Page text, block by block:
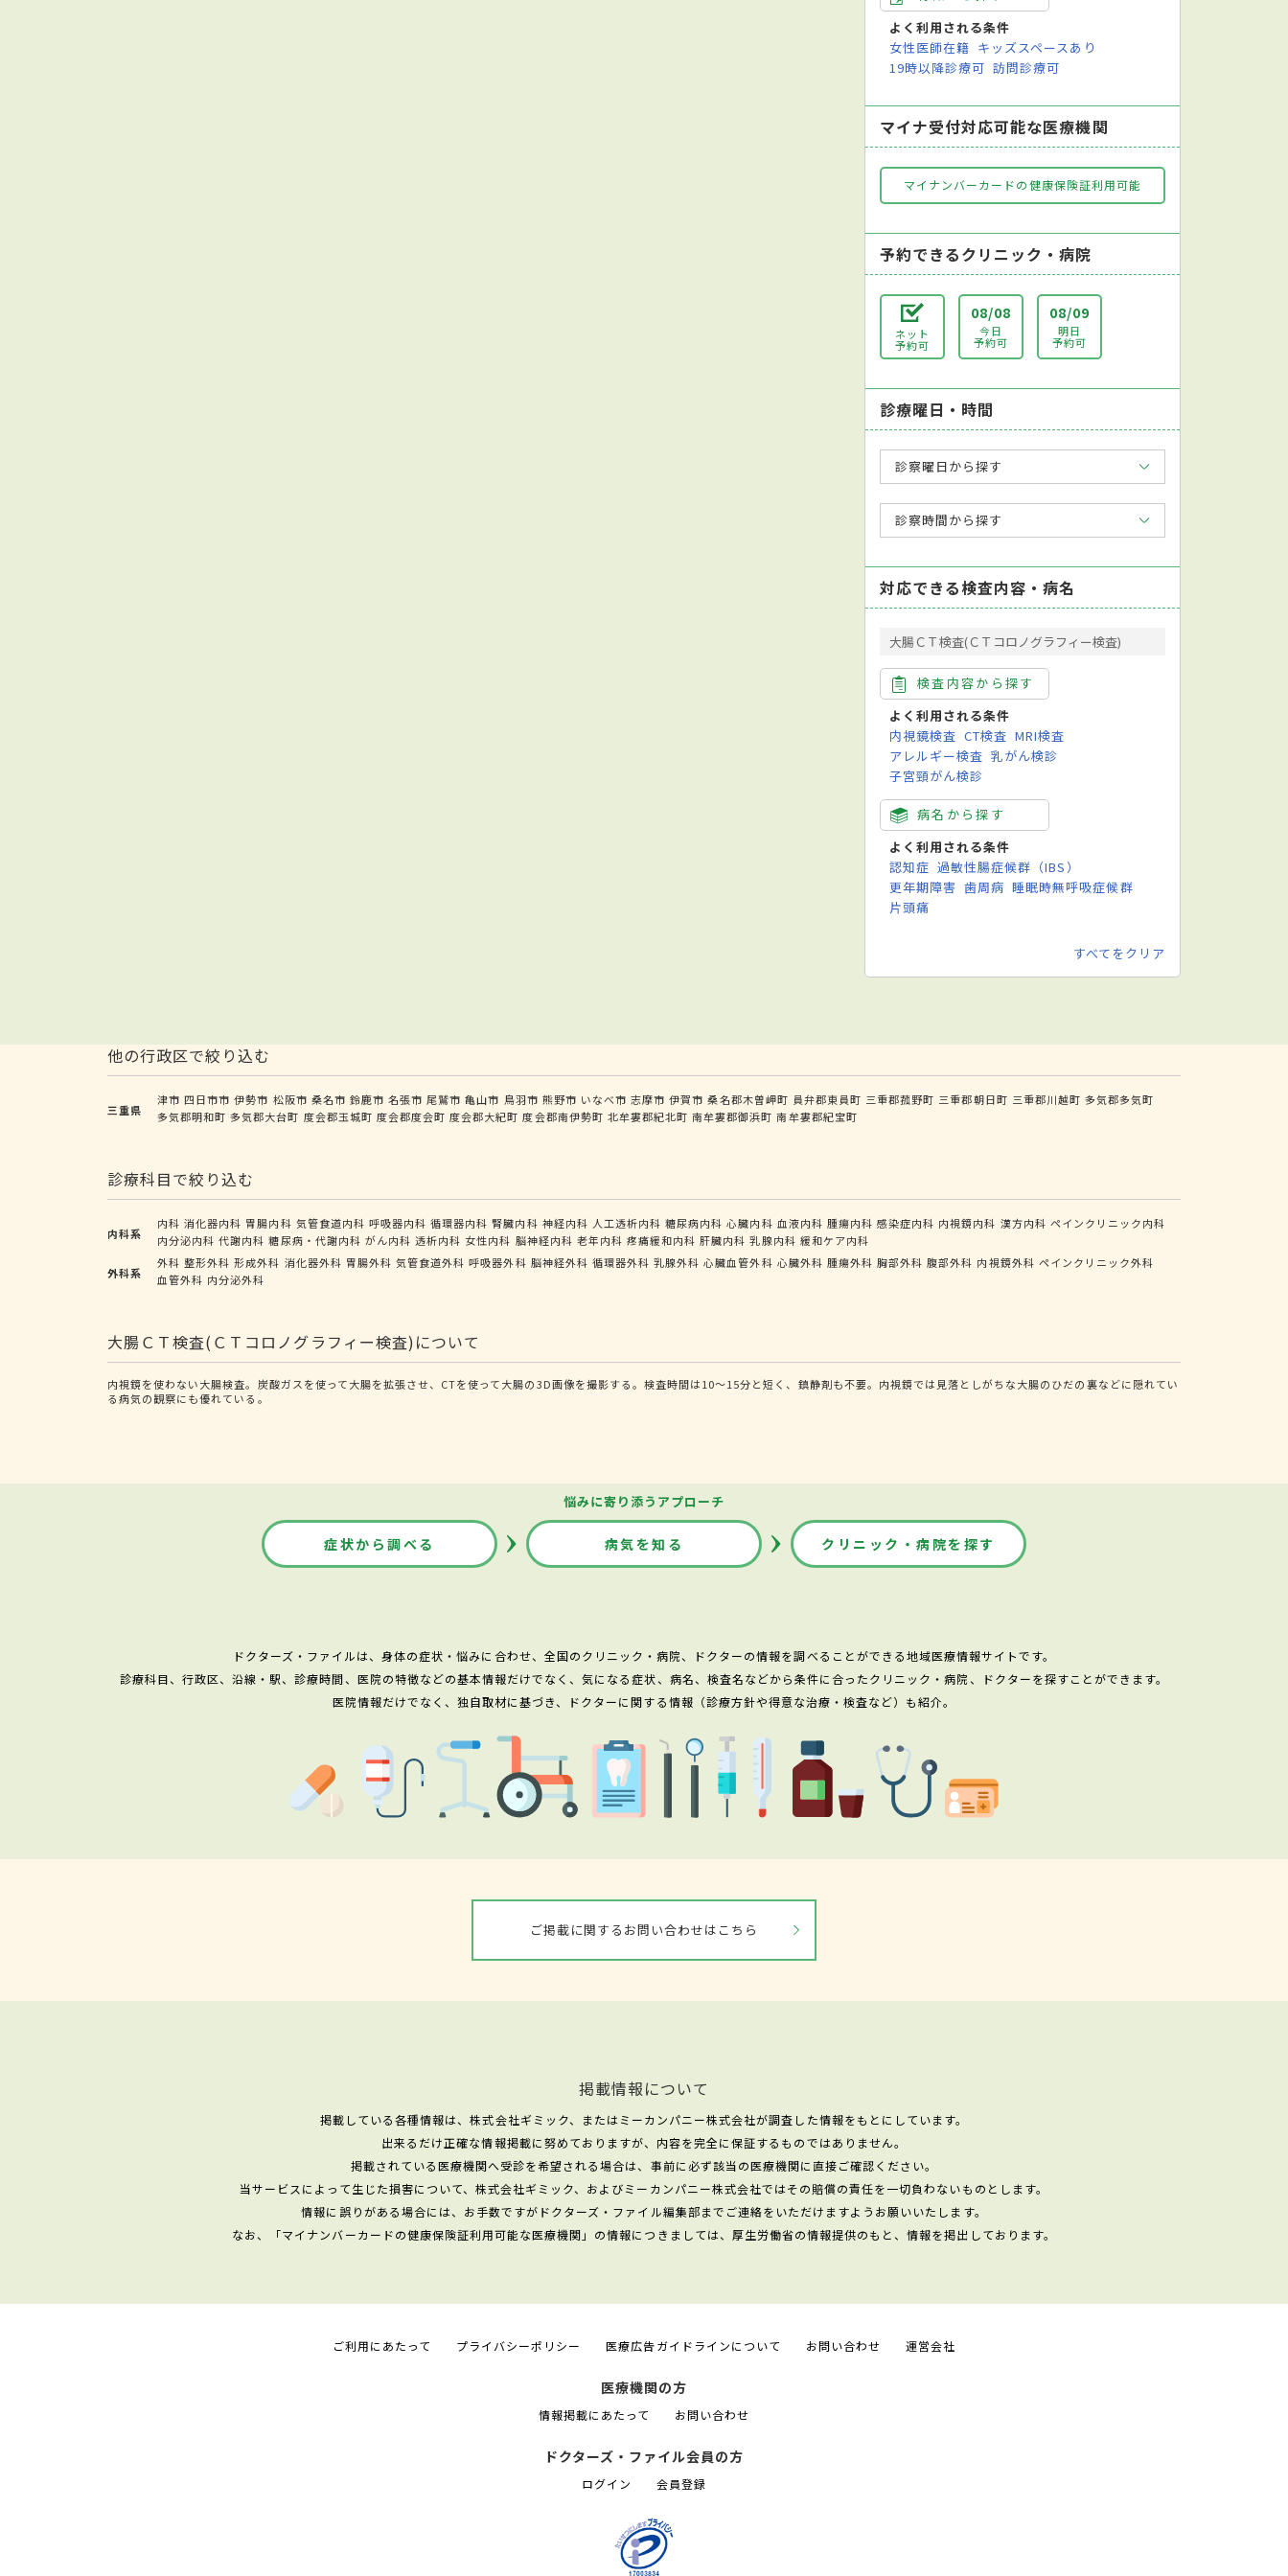
よく利用される条件
女性医師在籍 キッズスペースあり
19時以降診療可 訪問診療可
マイナ受付対応可能な医療機関
マイナンバーカードの健康保険証利用可能
予約できるクリニック・病院
ネット
予約可
08/08
今日
予約可
08/09
明日
予約可
診療曜日・時間
診察曜日から探す
診察時間から探す
対応できる検査内容・病名
大腸ＣＴ検査(ＣＴコロノグラフィー検査)
検査内容から探す
よく利用される条件
内視鏡検査 CT検査 MRI検査
アレルギー検査 乳がん検診
子宮頸がん検診
病名から探す
よく利用される条件
認知症 過敏性腸症候群（IBS）
更年期障害 歯周病 睡眠時無呼吸症候群
片頭痛
すべてをクリア
他の行政区で絞り込む
三重県
津市 四日市市 伊勢市 松阪市 桑名市 鈴鹿市 名張市 尾鷲市 亀山市 鳥羽市 熊野市 いなべ市 志摩市 伊賀市 桑名郡木曽岬町 員弁郡東員町 三重郡菰野町 三重郡朝日町 三重郡川越町 多気郡多気町
多気郡明和町 多気郡大台町 度会郡玉城町 度会郡度会町 度会郡大紀町 度会郡南伊勢町 北牟婁郡紀北町 南牟婁郡御浜町 南牟婁郡紀宝町
診療科目で絞り込む
内科系
内科 消化器内科 胃腸内科 気管食道内科 呼吸器内科 循環器内科 腎臓内科 神経内科 人工透析内科 糖尿病内科 心臓内科 血液内科 腫瘍内科 感染症内科 内視鏡内科 漢方内科 ペインクリニック内科
内分泌内科 代謝内科 糖尿病・代謝内科 がん内科 透析内科 女性内科 脳神経内科 老年内科 疼痛緩和内科 肝臓内科 乳腺内科 緩和ケア内科
外科系
外科 整形外科 形成外科 消化器外科 胃腸外科 気管食道外科 呼吸器外科 脳神経外科 循環器外科 乳腺外科 心臓血管外科 心臓外科 腫瘍外科 胸部外科 腹部外科 内視鏡外科 ペインクリニック外科
血管外科 内分泌外科
大腸ＣＴ検査(ＣＴコロノグラフィー検査)について
内視鏡を使わない大腸検査。炭酸ガスを使って大腸を拡張させ、CTを使って大腸の3D画像を撮影する。検査時間は10～15分と短く、鎮静剤も不要。内視鏡では見落としがちな大腸のひだの裏などに隠れてい
る病気の観察にも優れている。
悩みに寄り添うアプローチ
症状から調べる 病気を知る クリニック・病院を探す
ドクターズ・ファイルは、身体の症状・悩みに合わせ、全国のクリニック・病院、ドクターの情報を調べることができる地域医療情報サイトです。
診療科目、行政区、沿線・駅、診療時間、医院の特徴などの基本情報だけでなく、気になる症状、病名、検査名などから条件に合ったクリニック・病院、ドクターを探すことができます。
医院情報だけでなく、独自取材に基づき、ドクターに関する情報（診療方針や得意な治療・検査など）も紹介。
ご掲載に関するお問い合わせはこちら
掲載情報について
掲載している各種情報は、株式会社ギミック、またはミーカンパニー株式会社が調査した情報をもとにしています。
出来るだけ正確な情報掲載に努めておりますが、内容を完全に保証するものではありません。
掲載されている医療機関へ受診を希望される場合は、事前に必ず該当の医療機関に直接ご確認ください。
当サービスによって生じた損害について、株式会社ギミック、およびミーカンパニー株式会社ではその賠償の責任を一切負わないものとします。
情報に誤りがある場合には、お手数ですがドクターズ・ファイル編集部までご連絡をいただけますようお願いいたします。
なお、「マイナンバーカードの健康保険証利用可能な医療機関」の情報につきましては、厚生労働省の情報提供のもと、情報を掲出しております。
ご利用にあたって プライバシーポリシー 医療広告ガイドラインについて お問い合わせ 運営会社
医療機関の方
情報掲載にあたって お問い合わせ
ドクターズ・ファイル会員の方
ログイン 会員登録